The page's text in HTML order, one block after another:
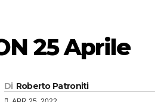
25 Aprile
Di Roberto Patroniti